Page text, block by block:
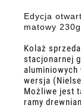
Edycja
matowy 230g.
Kolaż
stacjonarnej
wersja
Możliwe jest
ramy